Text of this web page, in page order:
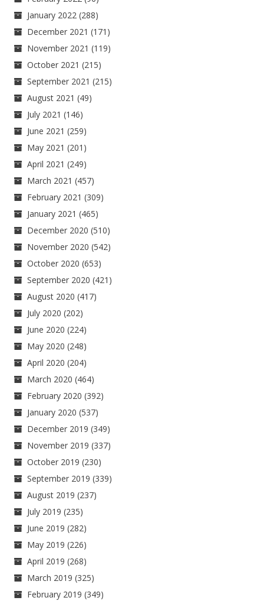
January 2022 (288)
December 2021 (171)
November 2021 (119)
October 2021 (215)
September 2021 (215)
August 2021 (49)
July 2021 (146)
June 2021 (259)
May 2021 (201)
April 2021 (249)
March 2021 (457)
February 2021 (309)
January 2021 (465)
December 2020 (510)
November 2020 (542)
October 2020 (653)
September 2020 (421)
August 2020 (417)
July 2020 (202)
June 2020 (224)
May 2020 (248)
April 2020 (204)
March 2020 (464)
February 2020 (392)
January 2020 (537)
December 2019 (349)
November 2019 (337)
October 2019 (230)
September 2019 (339)
August 2019 (237)
July 2019 (235)
June 2019 (282)
May 2019 (226)
April 2019 (268)
March 2019 (325)
February 2019 (349)